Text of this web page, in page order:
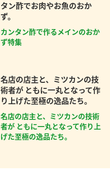
タン酢でお肉やお魚のおか
ず。
カンタン酢で作るメインのおか
ず特集
名店の店主と、ミツカンの技
術者が ともに一丸となって作
り上げた至極の逸品たち。
名店の店主と、ミツカンの技術
者が ともに一丸となって作り上
げた至極の逸品たち。